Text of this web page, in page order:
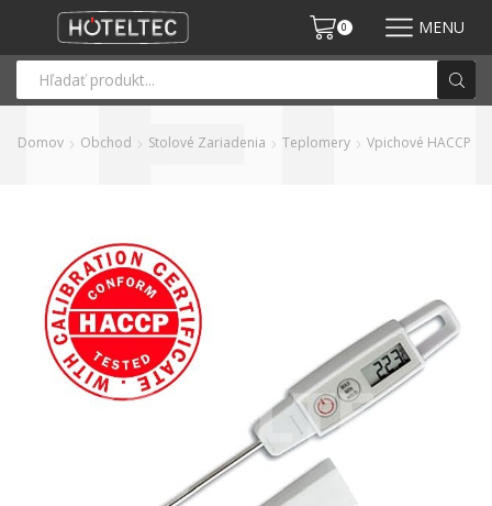
0 MENU
Domov Obchod Stolové Zariadenia Teplomery Vpichové HACCP